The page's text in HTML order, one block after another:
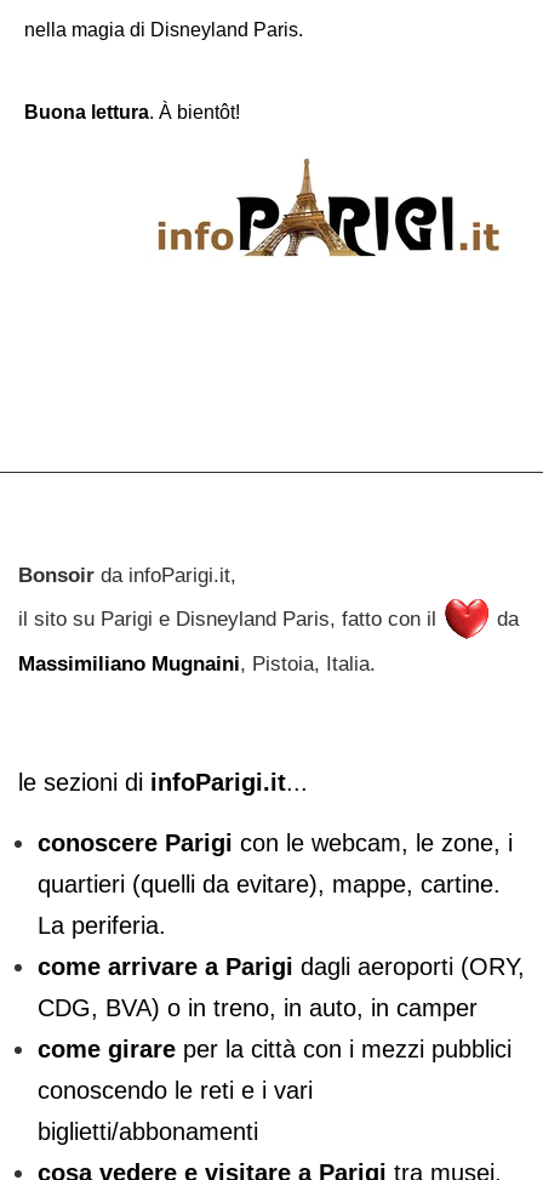
nella magia di Disneyland Paris.
Buona lettura. À bientôt!
Bonsoir da infoParigi.it,
il sito su Parigi e Disneyland Paris, fatto con il
da
Massimiliano Mugnaini, Pistoia, Italia.
le sezioni di infoParigi.it...
conoscere Parigi con le webcam, le zone, i
quartieri (quelli da evitare), mappe, cartine.
La periferia.
come arrivare a Parigi dagli aeroporti (ORY,
CDG, BVA) o in treno, in auto, in camper
come girare per la città con i mezzi pubblici
conoscendo le reti e i vari
biglietti/abbonamenti
cosa vedere e visitare a Parigi tra musei,